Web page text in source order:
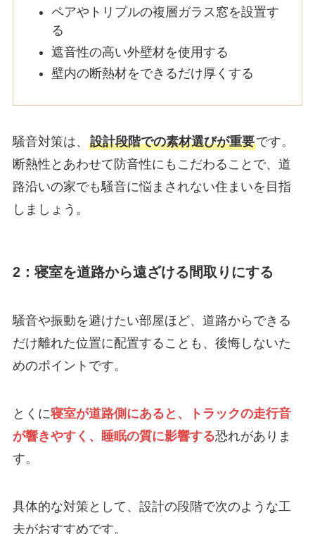
ペアやトリプルの複層ガラス窓を設置す
る
遮音性の高い外壁材を使用する
壁内の断熱材をできるだけ厚くする
騒音対策は、 設計段階での素材選びが重要です。
断熱性とあわせて防音性にもこだわることで、道
路沿いの家でも騒音に悩まされない住まいを目指
しましょう。
2：寝室を道路から遠ざける間取りにする
騒音や振動を避けたい部屋ほど、道路からできる
だけ離れた位置に配置することも、後悔しないた
めのポイントです。
とくに寝室が道路側にあると、トラックの走行音
が響きやすく、睡眠の質に影響する恐れがありま
す。
具体的な対策として、設計の段階で次のような工
夫がおすすめです。